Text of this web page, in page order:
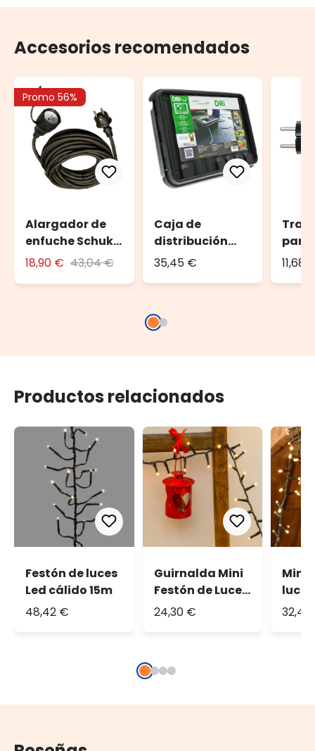
Accesorios recomendados
Promo 56%
Alargador de
enfuche Schuko
10 m
18,90 € 43,04 €
Caja de
distribución
DRiBOX
35,45 €
para
11,68
Productos relacionados
Festón de luces
Led cálido 15m
48,42 €
Guirnalda Mini
Festón de Luces
20,5 m, 1000 led
24,30 €
Mini